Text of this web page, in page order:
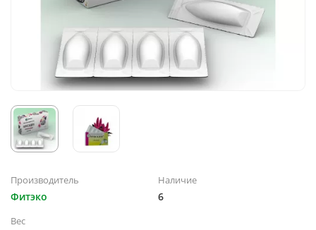
Производитель
Фитэко
Наличие
6
Вес